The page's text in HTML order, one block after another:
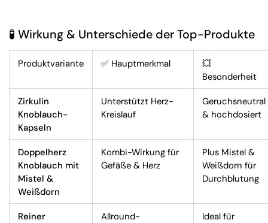
🧪 Wirkung & Unterschiede der Top-Produkte
Produktvariante ✅ Hauptmerkmal
💥
Besonderheit
Zirkulin
Knoblauch-
Kapseln
Unterstützt Herz-
Kreislauf
Geruchsneutral
& hochdosiert
Doppelherz
Knoblauch mit
Mistel &
Weißdorn
Kombi-Wirkung für
Gefäße & Herz
Plus Mistel &
Weißdorn für
Durchblutung
Reiner
Allround-
Ideal für